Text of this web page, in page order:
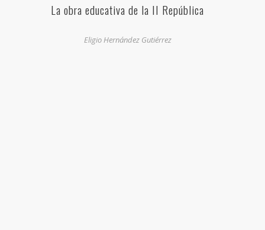
La obra educativa de la II República
Eligio Hernández Gutiérrez